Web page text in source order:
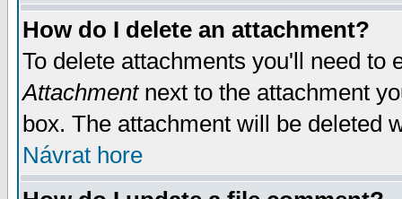
How do I delete an attachment?
To delete attachments you'll need
Attachmentnext to the attachment
box. The attachment will be deleted
Návrat hore